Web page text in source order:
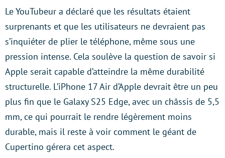
Le YouTubeur a déclaré que les résultats étaient
surprenants et que les utilisateurs ne devraient pas
s’inquiéter de plier le téléphone, même sous une
pression intense. Cela soulève la question de savoir si
Apple serait capable d’atteindre la même durabilité
structurelle. L’iPhone 17 Air d’Apple devrait être un peu
plus fin que le Galaxy S25 Edge, avec un châssis de 5,5
mm, ce qui pourrait le rendre légèrement moins
durable, mais il reste à voir comment le géant de
Cupertino gérera cet aspect.